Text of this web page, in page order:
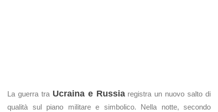
La guerra tra Ucraina e Russiaregistra un nuovo salto di
qualità sul piano militare e simbolico. Nella notte, secondo